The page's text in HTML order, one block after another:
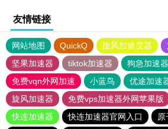
友情链接
网站地图 QuickQ 旋风加速度器
坚果加速器
tiktok加速器
狗急加速
免费vqn外网加速
小蓝鸟 优途加速
旋风加速器
免费vps加速器外网苹果版
快连加速器
快连加速器官网入口
原